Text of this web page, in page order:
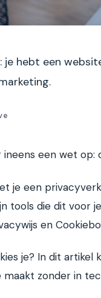
je hebt een
ineens een wet op:
je een
tools die dit voor
en
je? In dit artikel
maakt zonder in